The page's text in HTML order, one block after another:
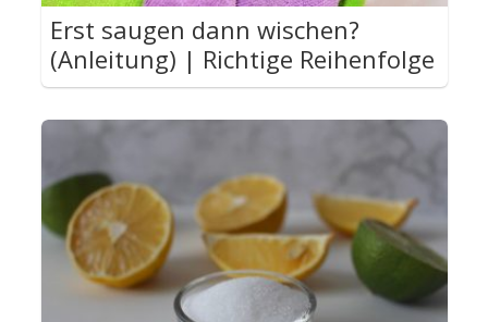
Erst saugen dann wischen?
(Anleitung) | Richtige Reihenfolge